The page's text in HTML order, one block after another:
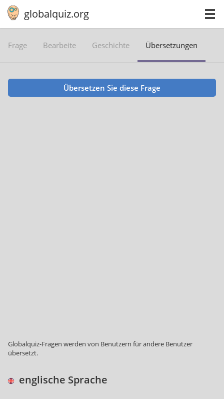
globalquiz.org
Frage Bearbeite Geschichte Übersetzungen
Übersetzen Sie diese Frage
Globalquiz-Fragen werden von Benutzern für andere Benutzer
übersetzt.
englische Sprache